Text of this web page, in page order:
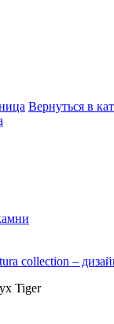
Вернуться в
collection –
Tiger